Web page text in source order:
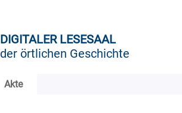
DIGITALER LESESAAL
der örtlichen Geschichte
Akte